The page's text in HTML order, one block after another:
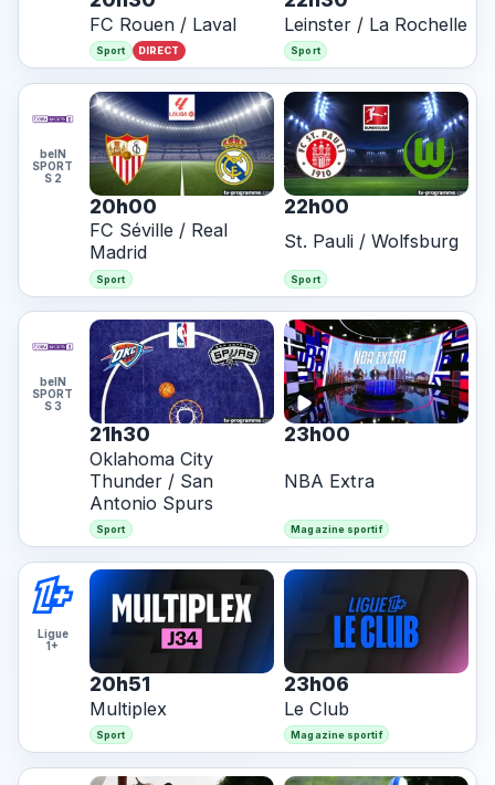
FC Rouen / Laval
Sport DIRECT
Leinster / La Rochelle
Sport
beIN
SPORT
S 2
20h00
FC Séville / Real
Madrid
Sport
22h00
St. Pauli / Wolfsburg
Sport
beIN
SPORT
S 3
21h30
Oklahoma City
Thunder / San
Antonio Spurs
Sport
23h00
NBA Extra
Magazine sportif
Ligue
1+
20h51
Multiplex
Sport
23h06
Le Club
Magazine sportif